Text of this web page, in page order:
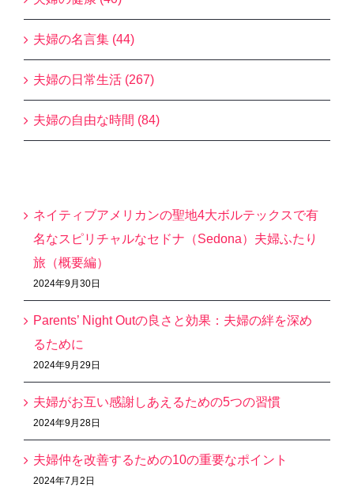
夫婦の名言集 (44)
夫婦の日常生活 (267)
夫婦の自由な時間 (84)
ネイティブアメリカンの聖地4大ボルテックスで有
名なスピリチャルなセドナ（Sedona）夫婦ふたり
旅（概要編）
2024年9月30日
Parents’ Night Outの良さと効果：夫婦の絆を深め
るために
2024年9月29日
夫婦がお互い感謝しあえるための5つの習慣
2024年9月28日
夫婦仲を改善するための10の重要なポイント
2024年7月2日